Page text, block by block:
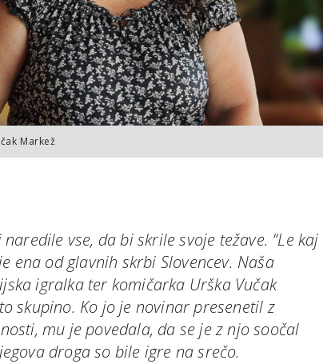
Markež
vse, da bi skrile svoje težave. “Le kaj
ena od glavnih skrbi Slovencev. Naša
igralka ter komičarka Urška Vučak
skupino. Ko jo je novinar presenetil z
mu je povedala, da se je z njo soočal
droga so bile igre na srečo.